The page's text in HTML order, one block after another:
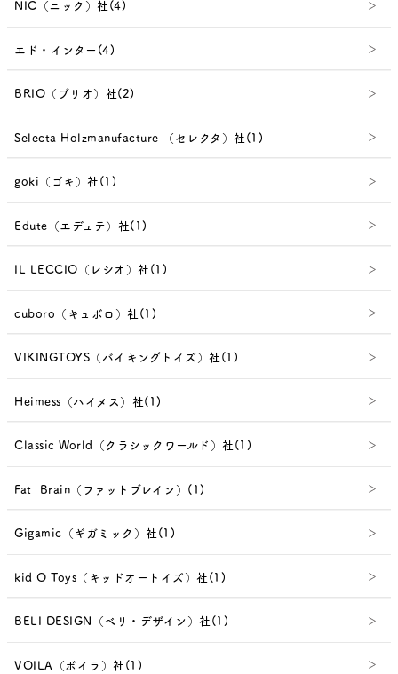
NIC（ニック）社(4)
エド・インター(4)
BRIO（ブリオ）社(2)
Selecta Holzmanufacture （セレクタ）社(1)
goki（ゴキ）社(1)
Edute（エデュテ）社(1)
IL LECCIO（レシオ）社(1)
cuboro（キュボロ）社(1)
VIKINGTOYS（バイキングトイズ）社(1)
Heimess（ハイメス）社(1)
Classic World（クラシックワールド）社(1)
Fat Brain（ファットブレイン）(1)
Gigamic（ギガミック）社(1)
kid O Toys（キッドオートイズ）社(1)
BELI DESIGN（べリ・デザイン）社(1)
VOILA（ボイラ）社(1)